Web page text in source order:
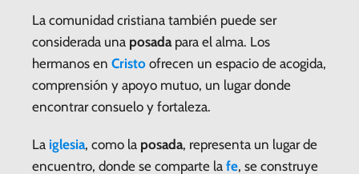
La comunidad cristiana también puede ser
considerada una posadapara el alma. Los
hermanos en Cristo ofrecen un espacio de acogida,
comprensión y apoyo mutuo, un lugar donde
encontrar consuelo y fortaleza.
La iglesia, como la posada, representa un lugar de
encuentro, donde se comparte la fe, se construye